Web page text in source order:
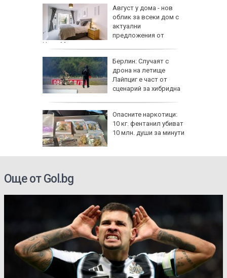
Август у дома - нов
облик за всеки дом с
актуални
предложения от
HomeMax
Берлин: Случаят с
дрона на летище
Лайпциг е част от
сценарий за хибридна
Опасните наркотици:
10 кг. фентанил убиват
10 млн. души за минути
Още от Gol.bg